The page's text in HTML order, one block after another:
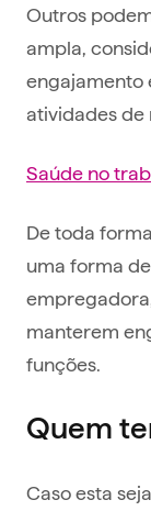
Outros
ampla,
engajamento
atividades de
Saúde no
De toda
uma forma
manterem
funções.
Quem
Caso esta